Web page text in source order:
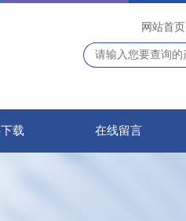
网站首页
载 在线留言